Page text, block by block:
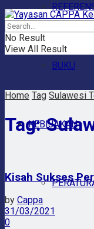
BUKU
KEBIJAKAN
No Result
View All Result
Home Tag Sulawesi
Tag:
Kisah Sukses
by Cappa
31/03/2021
0